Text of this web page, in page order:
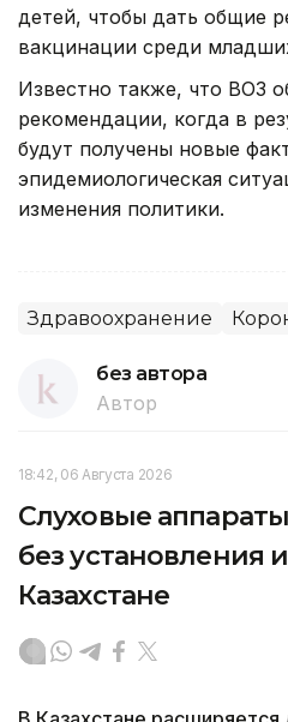
детей, чтобы дать общие
вакцинации среди
Известно также, что ВОЗ
рекомендации, когда в
будут получены новые
эпидемиологическая
изменения политики.
Здравоохранение
без автора
Автор
18:42, 06 Августа 2026
Слуховые
без установления
Казахстане